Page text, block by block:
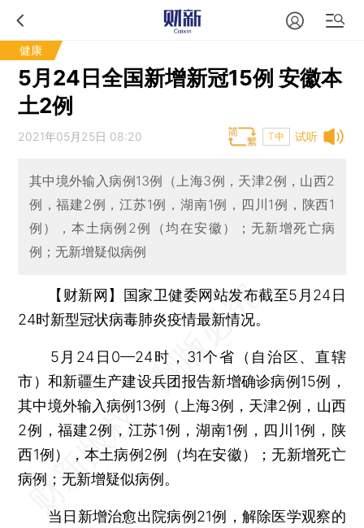
健康
5月24日全国新增新冠15例 安徽本
土2例
试听
2021年05月25日 08:20 T中
其中境外输入病例13例（上海3例，天津2例，山西2
例，福建2例，江苏1例，湖南1例，四川1例，陕西1
例），本土病例2例（均在安徽）；无新增死亡病
例；无新增疑似病例
【财新网】
国家卫健委网站发布截至5月24日
24时新型冠状病毒肺炎疫情最新情况。
5月24日0—24时，31个省（自治区、直辖
市）和新疆生产建设兵团报告新增确诊病例15例，
其中境外输入病例13例（上海3例，天津2例，山西
2例，福建2例，江苏1例，湖南1例，四川1例，陕
西1例），本土病例2例（均在安徽）；无新增死亡
病例；无新增疑似病例。
当日新增治愈出院病例21例，解除医学观察的